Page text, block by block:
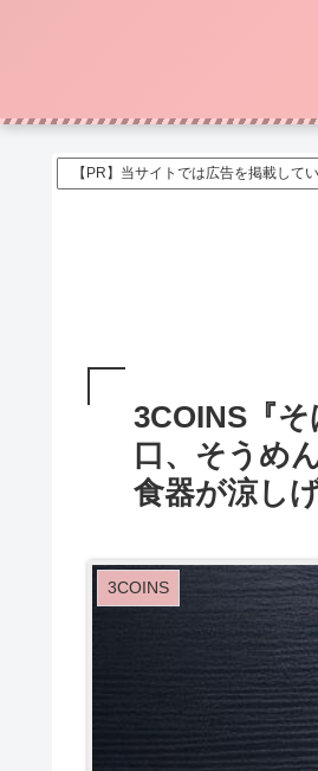
【PR】当サイトでは広告を掲載して
3COINS『
口、そうめ
食器が涼し
3COINS